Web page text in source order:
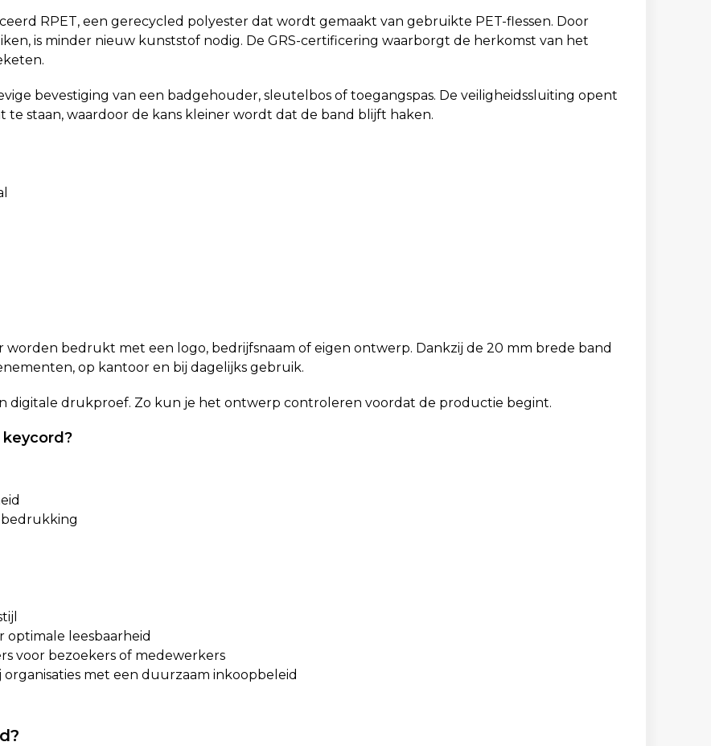
RPET, een gerecycled polyester dat wordt gemaakt van gebruikte PET-flessen. Door
is minder nieuw kunststof nodig. De GRS-certificering waarborgt de herkomst van het
bevestiging van een badgehouder, sleutelbos of toegangspas. De veiligheidssluiting opent
staan, waardoor de kans kleiner wordt dat de band blijft haken.
bedrukt met een logo, bedrijfsnaam of eigen ontwerp. Dankzij de 20 mm brede band
op kantoor en bij dagelijks gebruik.
digitale drukproef. Zo kun je het ontwerp controleren voordat de productie begint.
leesbaarheid
voor bezoekers of medewerkers
met een duurzaam inkoopbeleid